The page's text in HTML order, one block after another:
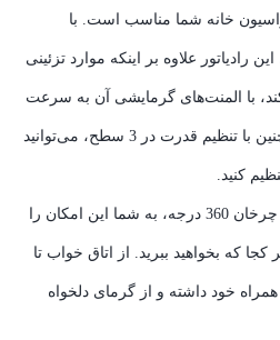
خانه شما مناسب است. با
رادیاتور علاوه بر اینکه موارد تزئینی
با المنت‌های گرمایشی آن به سرعت
به دمای مطلوب می‌رسید. همچنین با تنظیم قدرت در 3 سطح، می‌توانید
کنید.
این رادیاتور با دسته کاربردی و چرخان 360 درجه، به شما این امکان را
که بخواهید ببرید. از اتاق خواب تا
همراه خود داشته و از گرمای دلخواه